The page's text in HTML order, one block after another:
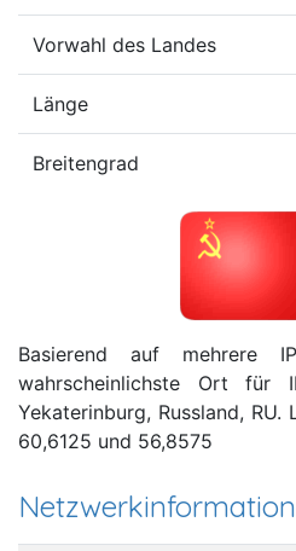
Vorwahl des Landes
Länge
Breitengrad
Basierend auf mehrere
wahrscheinlichste Ort für
Yekaterinburg, Russland,
60,6125 und 56,8575